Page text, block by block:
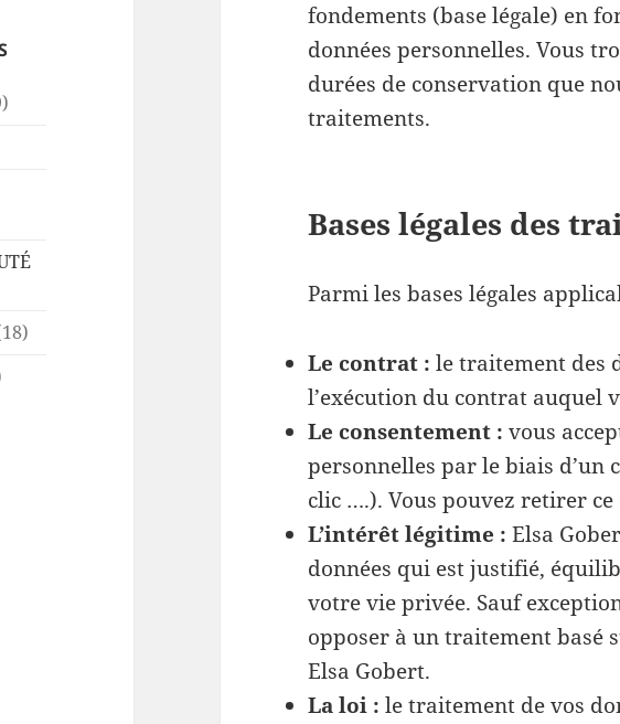
fondements (base légale) en
données personnelles. Vous
durées de conservation que
traitements.
Bases légales des
Parmi les bases légales
Le contrat : le traitement des
l’exécution du contrat auquel
Le consentement : vous
personnelles par le biais d’un
clic ….). Vous pouvez retirer
L’intérêt légitime : Elsa
données qui est justifié,
votre vie privée. Sauf
opposer à un traitement basé
Elsa Gobert.
La loi : le traitement de vos